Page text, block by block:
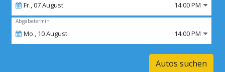
Fr.,07August 14:00 PM
Abgabetermin
Mo., 10August 14:00 PM
Autos suchen